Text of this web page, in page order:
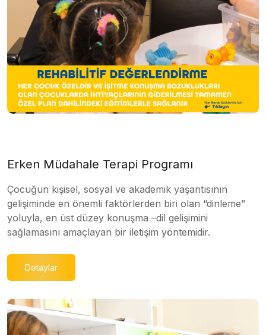
Erken Müdahale Terapi Programı
Çocuğun kişisel, sosyal ve akademik yaşantısının
gelişiminde en önemli faktörlerden biri olan “dinleme”
yoluyla, en üst düzey konuşma –dil gelişimini
sağlamasını amaçlayan bir iletişim yöntemidir.
Detaylar